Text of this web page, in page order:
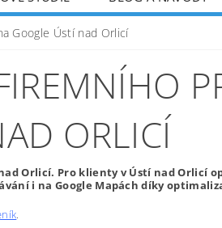
Google Ústí nad Orlicí
ORLICÍ
Orlicí. Pro klienty v Ústí nad Orlicí
i na Google Mapách díky
.